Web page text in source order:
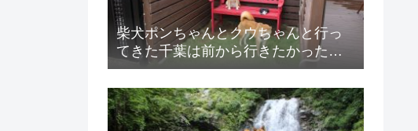
柴犬ポンちゃんとクウちゃんと行っ
てきた千葉は前から行きたかった
ASOVILLA（アソビラ）の紹介！